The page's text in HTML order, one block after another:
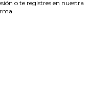
o te registres en nuestra